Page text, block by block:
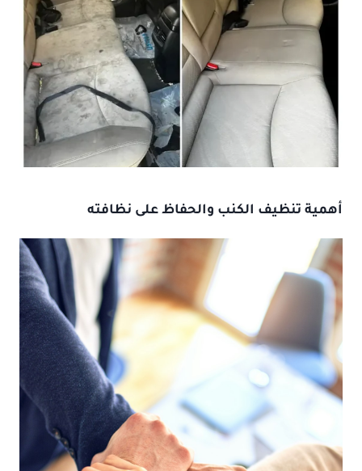
أهمية تنظيف الكنب والحفاظ على نظافته